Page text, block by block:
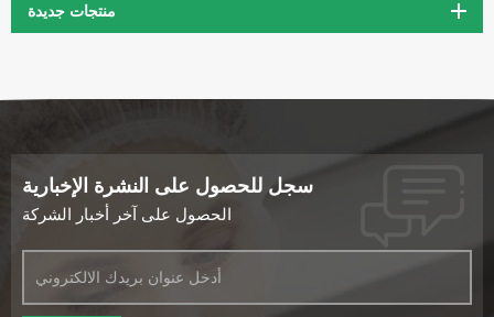
منتجات جديدة
سجل للحصول على النشرة الإخبارية
الحصول على آخر أخبار الشركة